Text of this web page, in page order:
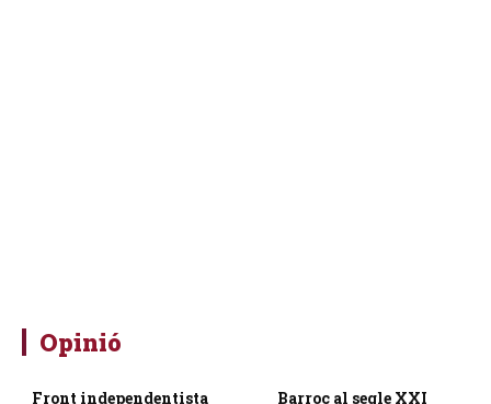
Opinió
Front independentista
Barroc al segle XXI